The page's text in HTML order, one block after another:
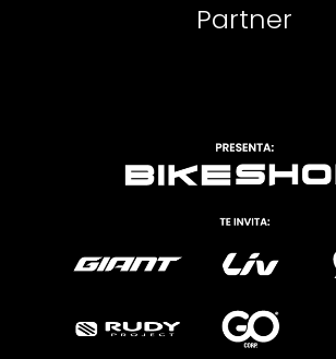
Partner